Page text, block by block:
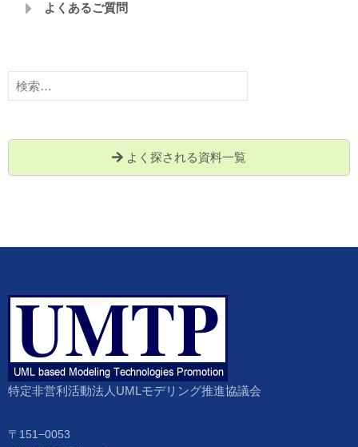
よくあるご質問
検
索:
よく探される資料一覧
特定非営利活動法人UMLモデリング推進協議会
〒151−0053